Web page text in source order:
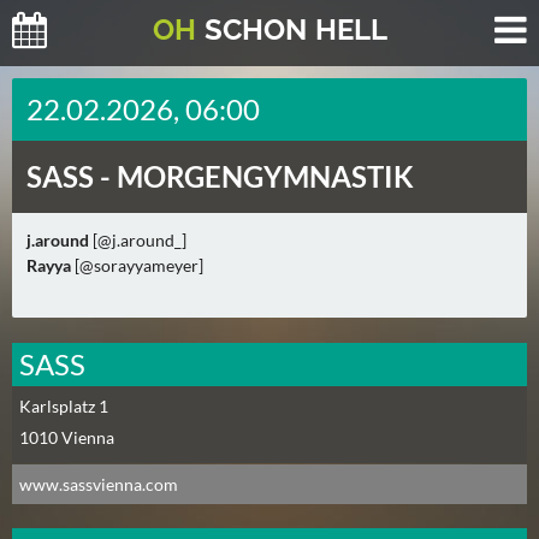
OH SCHON HELL
H
E
T
E
(
0
M
O
R
G
E
N
(
22.02.2026, 06:00
SASS - MORGENGYMNASTIK
j.around [@j.around_]
Rayya [@sorayyameyer]
SASS
Karlsplatz 1
1010Vienna
www.sassvienna.com